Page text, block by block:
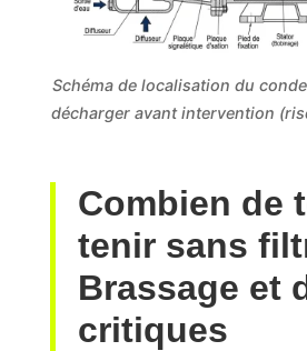
Schéma de localisation du
décharger avant intervention
Combien de
tenir sans
Brassage et
critiques